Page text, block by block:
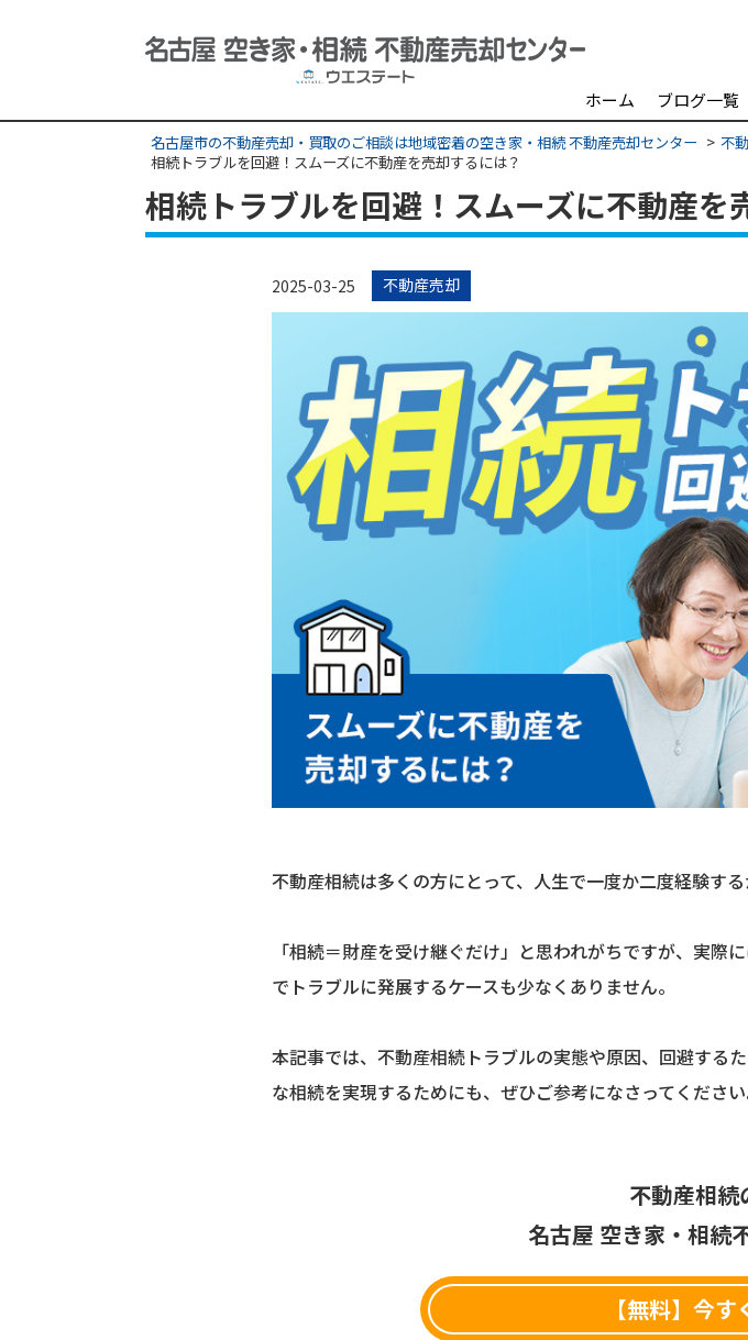
ホーム ブログ一覧
名古屋市の不動産売却・買取のご相談は地域密着の空き家・相続 不動産売却センター
不
相続トラブルを回避！スムーズに不動産を売却するには？
相続トラブルを回避！スムーズに不動産を
2025-03-25 不動産売却
不動産相続は多くの方にとって、人生で一度か二度経験す
「相続＝財産を受け継ぐだけ」と思われがちですが、実
でトラブルに発展するケースも少なくありません。
本記事では、不動産相続トラブルの実態や原因、回避する
な相続を実現するためにも、ぜひご参考になさってください
不動産相続
名古屋 空き家・相続
【無料】今